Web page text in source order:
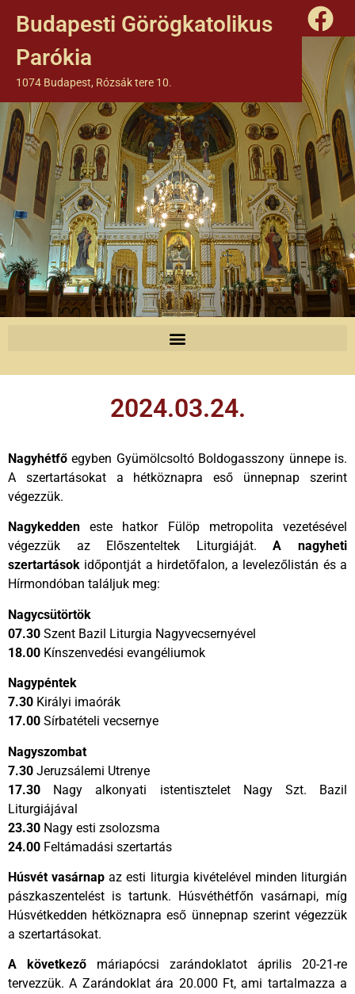
Budapesti Görögkatolikus
Parókia
1074 Budapest, Rózsák tere 10.
2024.03.24.
Nagyhétfő egyben Gyümölcsoltó Boldogasszony ünnepe is.
A szertartásokat a hétköznapra eső ünnepnap szerint
végezzük.
Nagykedden este hatkor Fülöp metropolita vezetésével
végezzük az Előszenteltek Liturgiáját.A nagyheti
szertartások időpontját a hirdetőfalon, a levelezőlistán és a
Hírmondóban találjuk meg:
Nagycsütörtök
07.30 Szent Bazil Liturgia Nagyvecsernyével
18.00 Kínszenvedési evangéliumok
Nagypéntek
7.30 Királyi imaórák
17.00 Sírbatételi vecsernye
Nagyszombat
7.30 Jeruzsálemi Utrenye
17.30 Nagy alkonyati istentisztelet Nagy Szt. Bazil
Liturgiájával
23.30 Nagy esti zsolozsma
24.00 Feltámadási szertartás
Húsvét vasárnap az esti liturgia kivételével minden liturgián
pászkaszentelést is tartunk. Húsvéthétfőn vasárnapi, míg
Húsvétkedden hétköznapra eső ünnepnap szerint végezzük
a szertartásokat.
A következő máriapócsi zarándoklatot április 20-21-re
tervezzük. A Zarándoklat ára 20.000 Ft, ami tartalmazza a